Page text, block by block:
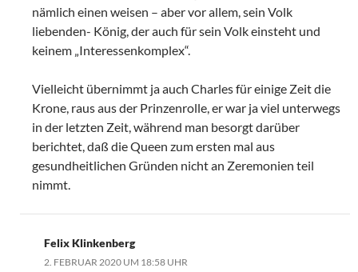
nämlich einen weisen – aber vor allem, sein Volk
liebenden- König, der auch für sein Volk einsteht und
keinem „Interessenkomplex“.
Vielleicht übernimmt ja auch Charles für einige Zeit die
Krone, raus aus der Prinzenrolle, er war ja viel unterwegs
in der letzten Zeit, während man besorgt darüber
berichtet, daß die Queen zum ersten mal aus
gesundheitlichen Gründen nicht an Zeremonien teil
nimmt.
Felix Klinkenberg
2. FEBRUAR 2020 UM 18:58 UHR